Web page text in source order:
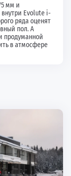
мм и
Evolute i-
ряда оценят
пол. А
продуманной
в атмосфере